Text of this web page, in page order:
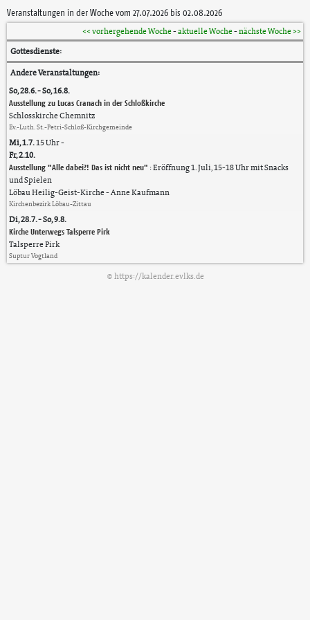
Veranstaltungen in der Woche vom 27.07.2026 bis 02.08.2026
<< vorhergehende Woche-aktuelle Woche-nächste Woche >>
Gottesdienste:
Andere Veranstaltungen:
So, 28.6. - So, 16.8.
Ausstellung zu Lucas Cranach in der Schloßkirche
Schlosskirche Chemnitz
Ev.-Luth. St.-Petri-Schloß-Kirchgemeinde
Mi, 1.7.15 Uhr-
Fr, 2.10.
Ausstellung "Alle dabei?! Das ist nicht neu" :Eröffnung 1. Juli, 15-18 Uhr mit Snacks
und Spielen
Löbau Heilig-Geist-Kirche Anne Kaufmann
Kirchenbezirk Löbau-Zittau
Di, 28.7. - So, 9.8.
Kirche Unterwegs Talsperre Pirk
Talsperre Pirk
Suptur Vogtland
© https://kalender.evlks.de